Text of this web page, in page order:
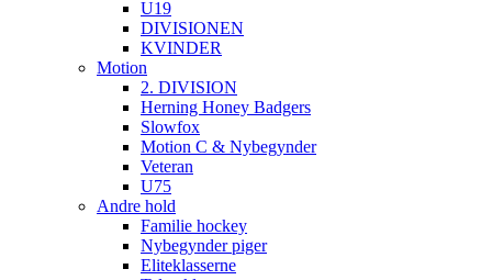
U19
DIVISIONEN
KVINDER
Motion
2. DIVISION
Herning Honey Badgers
Slowfox
Motion C & Nybegynder
Veteran
U75
Andre hold
Familie hockey
Nybegynder piger
Eliteklasserne